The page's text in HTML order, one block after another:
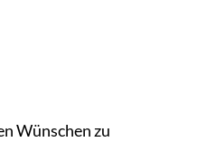
Wünschen zu